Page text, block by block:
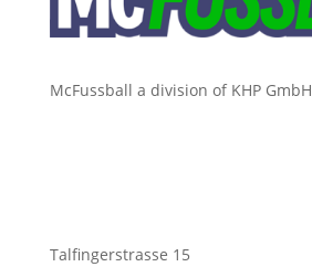
McFussball a division of KHP GmbH
Talfingerstrasse 15